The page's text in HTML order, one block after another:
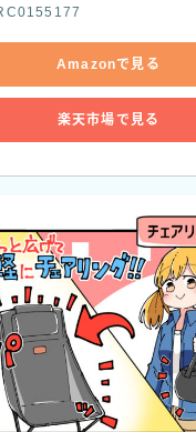
Amazonで見る
楽天市場で見る